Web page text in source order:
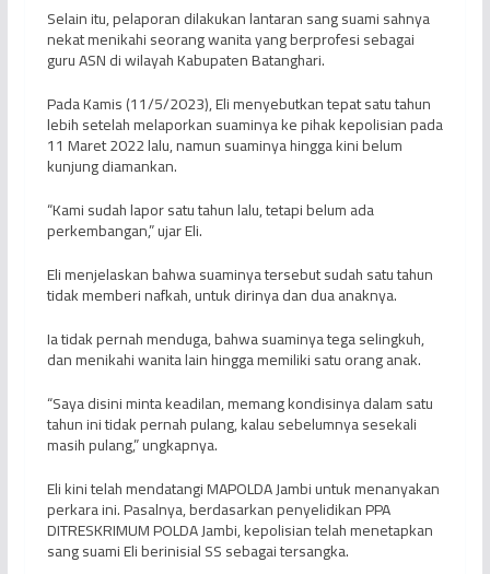
Selain itu, pelaporan dilakukan lantaran sang suami sahnya
nekat menikahi seorang wanita yang berprofesi sebagai
guru ASN di wilayah Kabupaten Batanghari.
Pada Kamis (11/5/2023), Eli menyebutkan tepat satu tahun
lebih setelah melaporkan suaminya ke pihak kepolisian pada
11 Maret 2022 lalu, namun suaminya hingga kini belum
kunjung diamankan.
“Kami sudah lapor satu tahun lalu, tetapi belum ada
perkembangan,” ujar Eli.
Eli menjelaskan bahwa suaminya tersebut sudah satu tahun
tidak memberi nafkah, untuk dirinya dan dua anaknya.
Ia tidak pernah menduga, bahwa suaminya tega selingkuh,
dan menikahi wanita lain hingga memiliki satu orang anak.
“Saya disini minta keadilan, memang kondisinya dalam satu
tahun ini tidak pernah pulang, kalau sebelumnya sesekali
masih pulang,” ungkapnya.
Eli kini telah mendatangi MAPOLDA Jambi untuk menanyakan
perkara ini. Pasalnya, berdasarkan penyelidikan PPA
DITRESKRIMUM POLDA Jambi, kepolisian telah menetapkan
sang suami Eli berinisial SS sebagai tersangka.